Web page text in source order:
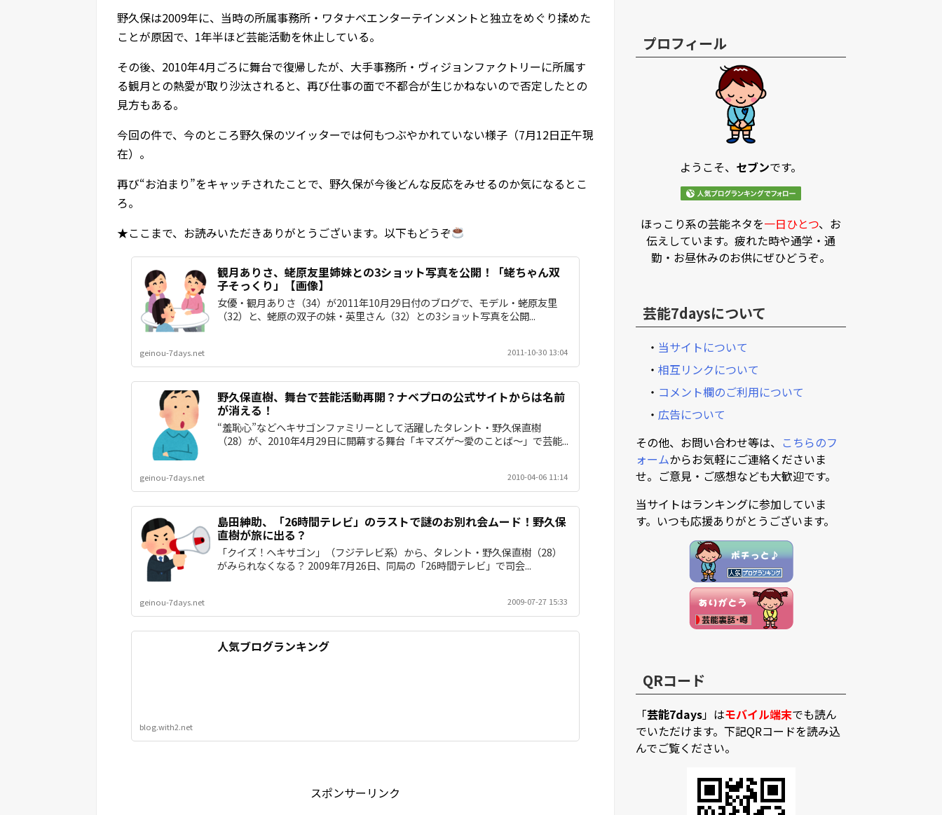
野久保は2009年に、当時の所属事務所・ワタナベエンターテインメントと独立をめぐり揉めた
ことが原因で、1年半ほど芸能活動を休止している。
その後、2010年4月ごろに舞台で復帰したが、大手事務所・ヴィジョンファクトリーに所属す
る観月との熱愛が取り沙汰されると、再び仕事の面で不都合が生じかねないので否定したとの
見方もある。
今回の件で、今のところ野久保のツイッターでは何もつぶやかれていない様子（7月12日正午現
在）。
再び“お泊まり”をキャッチされたことで、野久保が今後どんな反応をみせるのか気になるとこ
ろ。
★ここまで、お読みいただきありがとうございます。以下もどうぞ
観月ありさ、蛯原友里姉妹との3ショット写真を公開！「蛯ちゃん双
子そっくり」【画像】
女優・観月ありさ（34）が2011年10月29日付のブログで、モデル・蛯原友里
（32）と、蛯原の双子の妹・英里さん（32）との3ショット写真を公開...
geinou-7days.net 2011-10-30 13:04
野久保直樹、舞台で芸能活動再開？ナベプロの公式サイトからは名前
が消える！
“羞恥心”などヘキサゴンファミリーとして活躍したタレント・野久保直樹
（28）が、2010年4月29日に開幕する舞台「キマズゲ～愛のことば～」で芸能...
geinou-7days.net 2010-04-06 11:14
島田紳助、「26時間テレビ」のラストで謎のお別れ会ムード！野久保
直樹が旅に出る？
「クイズ！ヘキサゴン」（フジテレビ系）から、タレント・野久保直樹（28）
がみられなくなる？ 2009年7月26日、同局の「26時間テレビ」で司会...
geinou-7days.net 2009-07-27 15:33
人気ブログランキング
blog.with2.net
スポンサーリンク
プロフィール
ようこそ、 セブンです。
ほっこり系の芸能ネタを一日ひとつ、お
伝えしています。疲れた時や通学・通
勤・お昼休みのお供にぜひどうぞ。
芸能7daysについて
・ 当サイトについて
・ 相互リンクについて
・ コメント欄のご利用について
・ 広告について
その他、お問い合わせ等は、 こちらのフ
ォームからお気軽にご連絡くださいま
せ。ご意見・ご感想なども大歓迎です。
当サイトはランキングに参加していま
す。いつも応援ありがとうございます。
QRコード
「芸能7days」はモバイル端末でも読ん
でいただけます。下記QRコードを読み込
んでご覧ください。